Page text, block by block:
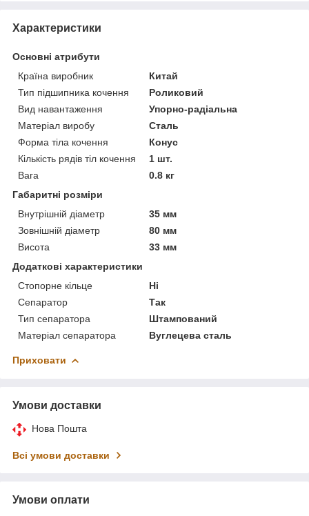
Характеристики
Основні атрибути
Країна виробник
Китай
Тип підшипника кочення
Роликовий
Вид навантаження
Упорно-радіальна
Матеріал виробу
Сталь
Форма тіла кочення
Конус
Кількість рядів тіл кочення
1 шт.
Вага
0.8 кг
Габаритні розміри
Внутрішній діаметр
35 мм
Зовнішній діаметр
80 мм
Висота
33 мм
Додаткові характеристики
Стопорне кільце
Ні
Сепаратор
Так
Тип сепаратора
Штампований
Матеріал сепаратора
Вуглецева сталь
Приховати
Умови доставки
Нова Пошта
Всі умови доставки
Умови оплати